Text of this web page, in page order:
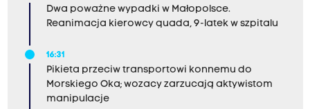
Dwa poważne wypadki w Małopolsce.
Reanimacja kierowcy quada, 9-latek w szpitalu
16:31
Pikieta przeciw transportowi konnemu do
Morskiego Oka; wozacy zarzucają aktywistom
manipulacje